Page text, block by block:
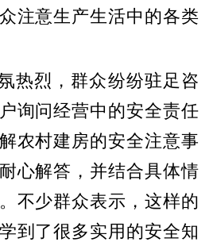
注意生产生活中的各类
热烈，群众纷纷驻足咨
询问经营中的安全责任
农村建房的安全注意事
心解答，并结合具体情
不少群众表示，这样的
到了很多实用的安全知